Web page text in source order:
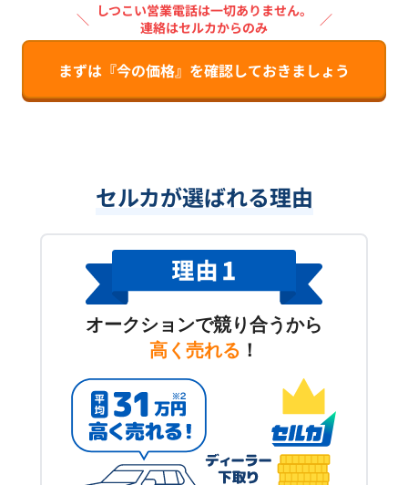
＼ しつこい営業電話は一切ありません。
連絡はセルカからのみ
／
まずは『今の価格』を確認しておきましょう
セルカが選ばれる理由
オークションで競り合うから
高く売れる ！